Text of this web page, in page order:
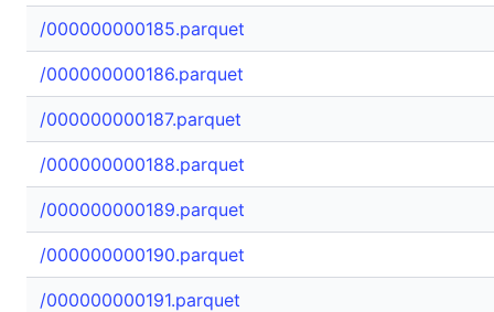
/000000000185.parquet
/000000000186.parquet
/000000000187.parquet
/000000000188.parquet
/000000000189.parquet
/000000000190.parquet
/000000000191.parquet